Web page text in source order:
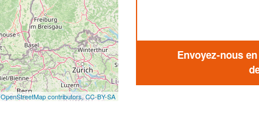
OpenStreetMap contributors,CC-BY-SA
Envoyez-nous